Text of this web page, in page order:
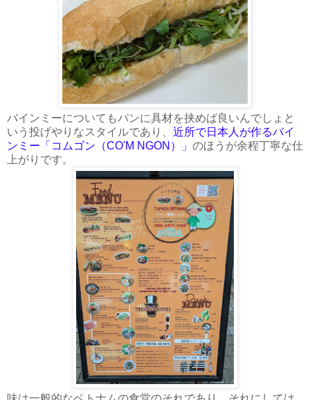
バインミーについてもパンに具材を挟めば良いんでしょと
いう投げやりなスタイルであり、 近所で日本人が作るバイ
ンミー「コムゴン（CO'M NGON）」 のほうが余程丁寧な仕
上がりです。